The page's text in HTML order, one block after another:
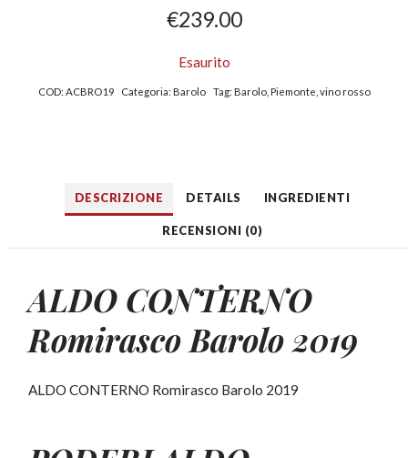
€239.00
Esaurito
COD: ACBRO19 Categoria: Barolo Tag: Barolo, Piemonte vino rosso
DESCRIZIONE DETAILS INGREDIENTI
RECENSIONI (0)
ALDO CONTERNO
Romirasco Barolo 2019
ALDO CONTERNO Romirasco Barolo 2019